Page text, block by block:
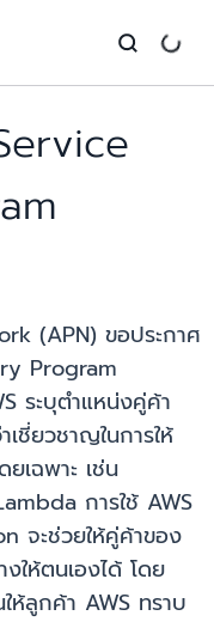
(APN) ขอประกาศ
Program
ระบุตำแหน่งคู่ค้า
ชี่ยวชาญในการให้
เฉพาะ เช่น
การใช้ AWS
จะช่วยให้คู่ค้าของ
ให้ตนเองได้ โดย
ห้ลูกค้า AWS ทราบ